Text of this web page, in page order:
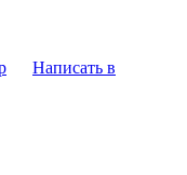
Написать в